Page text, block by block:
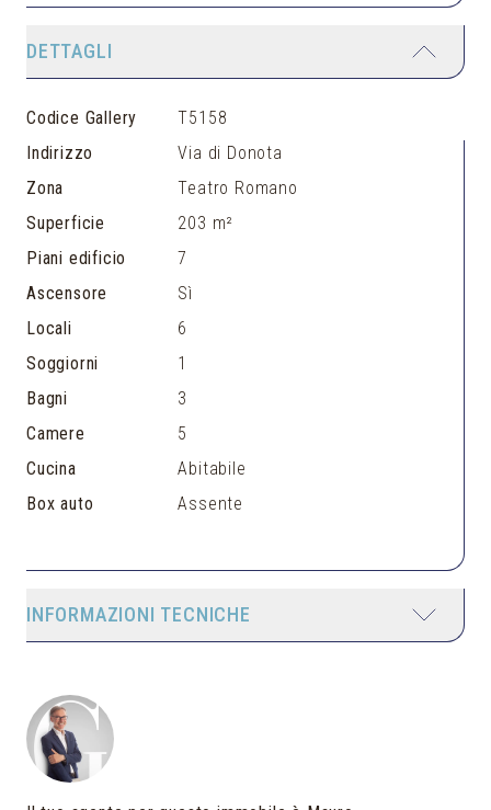
DETTAGLI
Codice Gallery
T5158
Indirizzo
Via di Donota
Zona
Teatro Romano
Superficie
203 m²
Piani edificio
7
Ascensore
Sì
Locali
6
Soggiorni
1
Bagni
3
Camere
5
Cucina
Abitabile
Box auto
Assente
INFORMAZIONI TECNICHE